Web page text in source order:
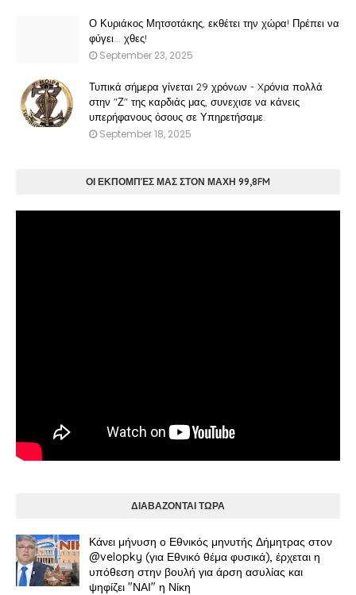
Ο Κυριάκος Μητσοτάκης, εκθέτει την χώρα! Πρέπει να
φύγει… χθες!
September 23, 2025
Τυπικά σήμερα γίνεται 29 χρόνων - Xρόνια πολλά
στην "Ζ" της καρδιάς μας, συνεχισε να κάνεις
υπερήφανους όσους σε Υπηρετήσαμε.
September 18, 2025
ΟΙ ΕΚΠΟΜΠΈΣ ΜΑΣ ΣΤΟΝ ΜΑΧΗ 99,8FM
ΔΙΑΒΑΖΟΝΤΑΙ ΤΩΡΑ
Κάνει μήνυση ο Εθνικός μηνυτής Δήμητρας στον
@velopky (για Εθνικό θέμα φυσικά), έρχεται η
υπόθεση στην βουλή για άρση ασυλίας και
ψηφίζει "ΝΑΙ" η Νίκη